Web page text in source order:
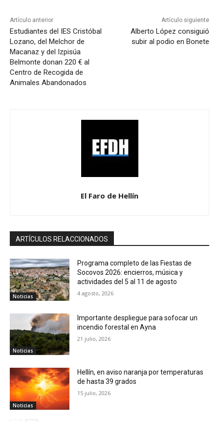
Artículo anterior
Estudiantes del IES Cristóbal
Lozano, del Melchor de
Macanaz y del Izpisúa
Belmonte donan 220 € al
Centro de Recogida de
Animales Abandonados
Artículo siguiente
Alberto López consiguió
subir al podio en Bonete
El Faro de Hellín
ARTÍCULOS RELACCIONADOS
Noticias
Programa completo de las Fiestas de
Socovos 2026: encierros, música y
actividades del 5 al 11 de agosto
4 agosto, 2026
Noticias
Importante despliegue para sofocar un
incendio forestal en Ayna
21 julio, 2026
Noticias
Hellín, en aviso naranja por temperaturas
de hasta 39 grados
15 julio, 2026